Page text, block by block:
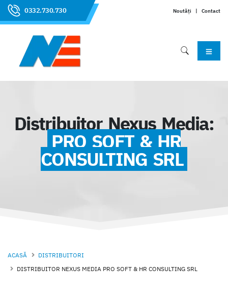
0332.730.730 Noutăți | Contact
Distribuitor Nexus Media:
PRO SOFT & HR
CONSULTING SRL
ACASĂ
DISTRIBUITORI
DISTRIBUITOR NEXUS MEDIA PRO SOFT & HR CONSULTING SRL